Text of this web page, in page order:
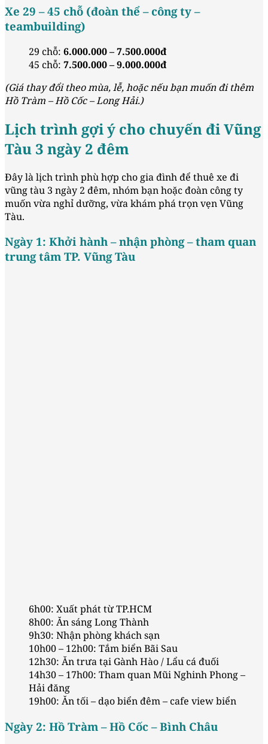
Xe 29 – 45 chỗ (đoàn thể – công ty –
teambuilding)
29 chỗ: 6.000.000 – 7.500.000đ
45 chỗ: 7.500.000 – 9.000.000đ
(Giá thay đổi theo mùa, lễ, hoặc nếu bạn muốn đi thêm
Hồ Tràm – Hồ Cốc – Long Hải.)
Lịch trình gợi ý cho chuyến đi Vũng
Tàu 3 ngày 2 đêm
Đây là lịch trình phù hợp cho gia đình để thuê xe đi
vũng tàu 3 ngày 2 đêm, nhóm bạn hoặc đoàn công ty
muốn vừa nghỉ dưỡng, vừa khám phá trọn vẹn Vũng
Tàu.
Ngày 1: Khởi hành – nhận phòng – tham quan
trung tâm TP. Vũng Tàu
6h00: Xuất phát từ TP.HCM
8h00: Ăn sáng Long Thành
9h30: Nhận phòng khách sạn
10h00 – 12h00: Tắm biển Bãi Sau
12h30: Ăn trưa tại Gành Hào / Lẩu cá đuối
14h30 – 17h00: Tham quan Mũi Nghinh Phong –
Hải đăng
19h00: Ăn tối – dạo biển đêm – cafe view biển
Ngày 2: Hồ Tràm – Hồ Cốc – Bình Châu